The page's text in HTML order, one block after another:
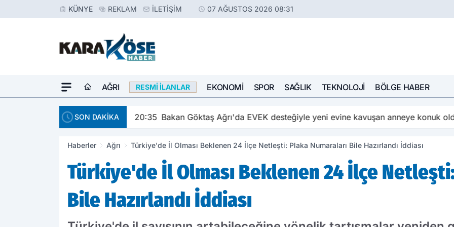
KÜNYE REKLAM İLETIŞIM 07 AĞUSTOS 2026 08:31
AĞRI RESMI İLANLAR EKONOMI SPOR SAĞLIK TEKNOLOJI BÖLGE HABER
SON DAKİKA 20:35 Bakan Göktaş Ağrı'da EVEK desteğiyle yeni evine kavuşan anneye konuk
Haberler Ağrı Türkiye'de İl Olması Beklenen 24 İlçe Netleşti: Plaka Numaraları Bile Hazırlandı İddiası
Türkiye'de İl Olması Beklenen 24 İlçe
Bile Hazırlandı İddiası